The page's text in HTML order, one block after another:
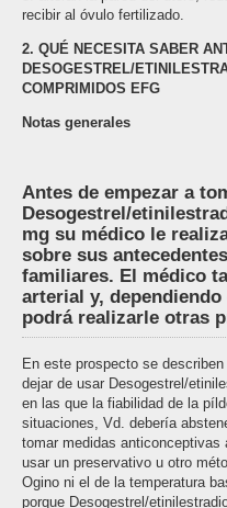
recibir al óvulo fertilizado.
2. QUÉ NECESITA SABER
DESOGESTREL/
COMPRIMIDOS EFG
Notas generales
Antes de empezar a
Desogestrel/
mg su médico le
sobre sus
familiares. El médico
arterial y,
podrá realizarle otras
En este prospecto se
dejar de usar Desogestrel/
en las que la fiabilidad de la
situaciones, Vd. debería
tomar medidas anticonceptivas
usar un preservativo u otro
Ogino ni el de la temperatura
porque Desogestrel/